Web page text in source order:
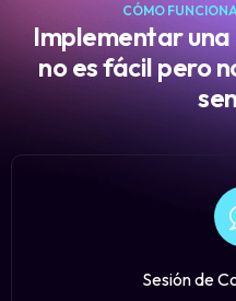
CÓMO
Implementar
no es fácil pero
Sesión de